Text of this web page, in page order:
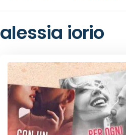
alessia iorio